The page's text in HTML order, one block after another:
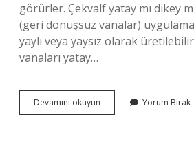
görürler. Çekvalf yatay mı dikey
(geri dönüşsüz vanalar)
yaylı veya yaysız olarak
vanaları yatay…
Devamını okuyun
Valf
Yorum Bırak